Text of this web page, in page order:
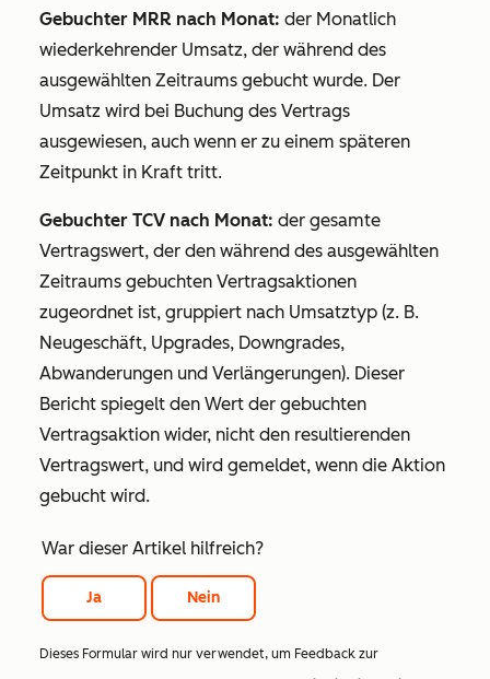
Gebuchter MRR nach Monat: der Monatlich
wiederkehrender Umsatz, der während des
ausgewählten Zeitraums gebucht wurde. Der
Umsatz wird bei Buchung des Vertrags
ausgewiesen, auch wenn er zu einem späteren
Zeitpunkt in Kraft tritt.
Gebuchter TCV nach Monat: der gesamte
Vertragswert, der den während des ausgewählten
Zeitraums gebuchten Vertragsaktionen
zugeordnet ist, gruppiert nach Umsatztyp (z. B.
Neugeschäft, Upgrades, Downgrades,
Abwanderungen und Verlängerungen). Dieser
Bericht spiegelt den Wert der gebuchten
Vertragsaktion wider, nicht den resultierenden
Vertragswert, und wird gemeldet, wenn die Aktion
gebucht wird.
War dieser Artikel hilfreich?
Ja Nein
Dieses Formular wird nur verwendet, um Feedback zur